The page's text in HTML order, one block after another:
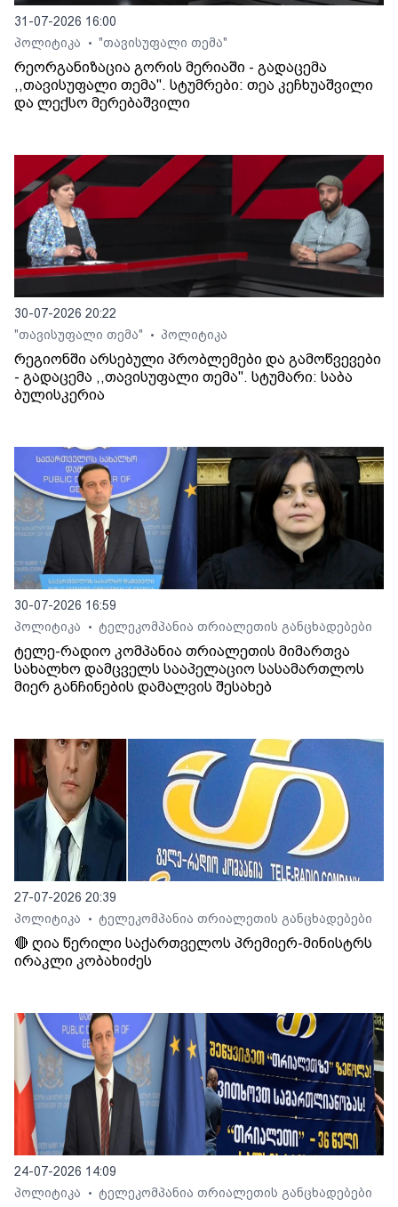
31-07-2026 16:00
პოლიტიკა
• "თავისუფალი თემა"
რეორგანიზაცია გორის მერიაში - გადაცემა
,,თავისუფალი თემა". სტუმრები: თეა კეჩხუაშვილი
და ლექსო მერებაშვილი
30-07-2026 20:22
"თავისუფალი თემა"
• პოლიტიკა
რეგიონში არსებული პრობლემები და გამოწვევები
- გადაცემა ,,თავისუფალი თემა". სტუმარი: საბა
ბულისკერია
30-07-2026 16:59
პოლიტიკა
• ტელეკომპანია თრიალეთის განცხადებები
ტელე-რადიო კომპანია თრიალეთის მიმართვა
სახალხო დამცველს სააპელაციო სასამართლოს
მიერ განჩინების დამალვის შესახებ
27-07-2026 20:39
პოლიტიკა
• ტელეკომპანია თრიალეთის განცხადებები
🔴 ღია წერილი საქართველოს პრემიერ-მინისტრს
ირაკლი კობახიძეს
24-07-2026 14:09
პოლიტიკა
• ტელეკომპანია თრიალეთის განცხადებები